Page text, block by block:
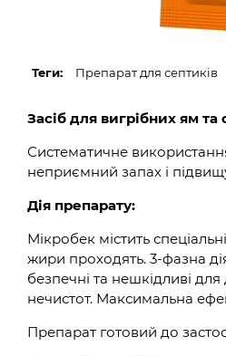
Теги: Препарат для септиків
Засіб для вигрібних ям
Систематичне
неприємний запах і
Дія препарату:
Мікробек містить
жири проходять. 3-фазна
безпечні та нешкідливі для
нечистот. Максимальна
Препарат готовий до